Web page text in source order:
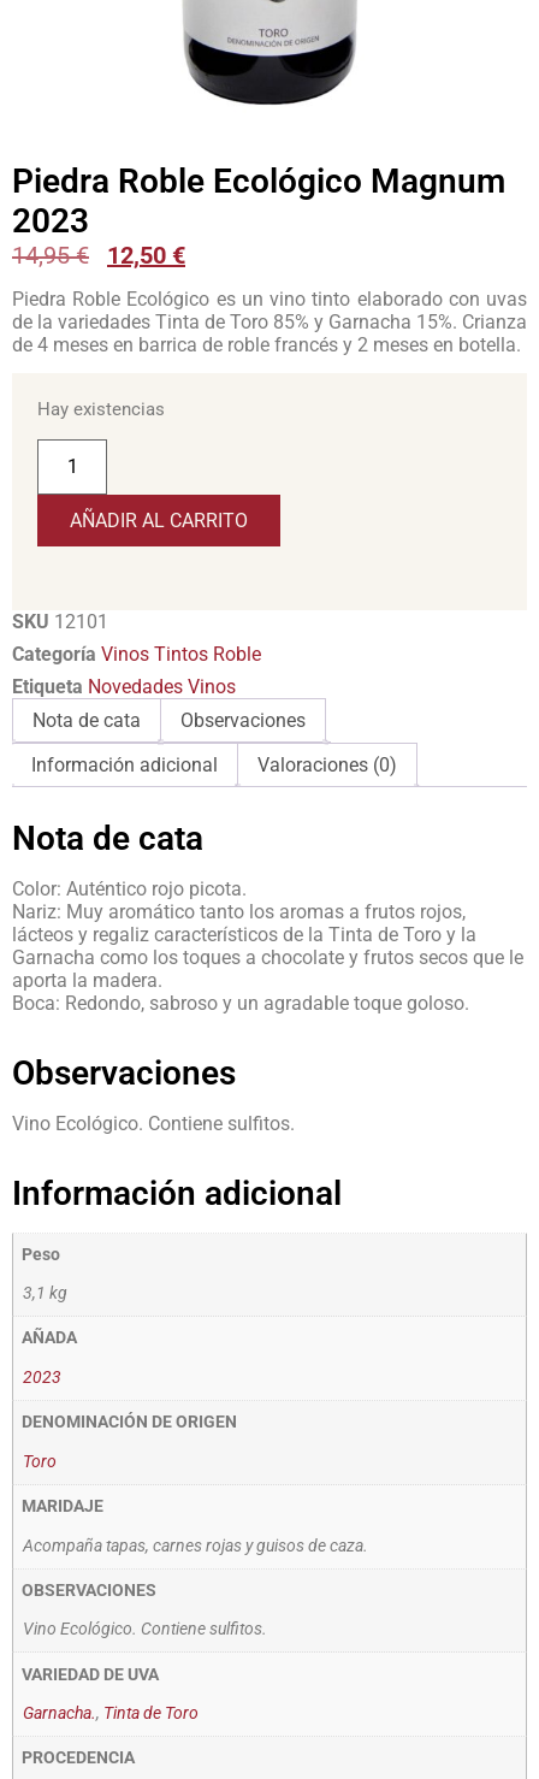
Piedra Roble Ecológico Magnum
2023
14,95€ 12,50 €
Piedra Roble Ecológico es un vino tinto elaborado con uvas
de la variedades Tinta de Toro 85% y Garnacha 15%. Crianza
de 4 meses en barrica de roble francés y 2 meses en botella.
Hay existencias
AÑADIR AL CARRITO
SKU 12101
Categoría Vinos Tintos Roble
Etiqueta Novedades Vinos
Nota de cata
Observaciones
Información adicional
Valoraciones (0)
Nota de cata
Color: Auténtico rojo picota.
Nariz: Muy aromático tanto los aromas a frutos rojos,
lácteos y regaliz característicos de la Tinta de Toro y la
Garnacha como los toques a chocolate y frutos secos que le
aporta la madera.
Boca: Redondo, sabroso y un agradable toque goloso.
Observaciones
Vino Ecológico. Contiene sulfitos.
Información adicional
Peso
3,1 kg
AÑADA
2023
DENOMINACIÓN DE ORIGEN
Toro
MARIDAJE
Acompaña tapas, carnes rojas y guisos de caza.
OBSERVACIONES
Vino Ecológico. Contiene sulfitos.
VARIEDAD DE UVA
Garnacha., Tinta de Toro
PROCEDENCIA